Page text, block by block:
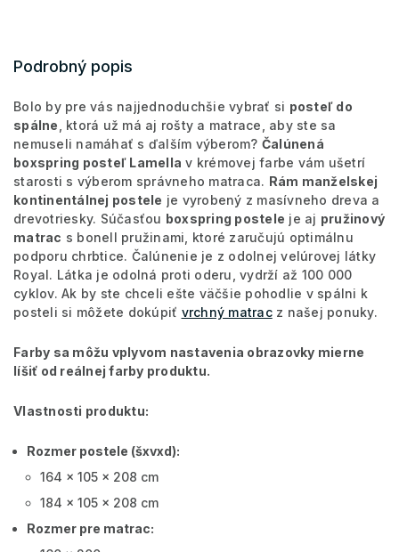
Podrobný popis
Bolo by pre vás najjednoduchšie vybrať si posteľ do
spálne , ktorá už má aj rošty a matrace, aby ste sa
nemuseli namáhať s ďalším výberom? Čalúnená
boxspring posteľ Lamella v krémovej farbe vám ušetrí
starosti s výberom správneho matraca. Rám manželskej
kontinentálnej postele je vyrobený z masívneho dreva a
drevotriesky. Súčasťou boxspring postele je aj pružinový
matrac s bonell pružinami, ktoré zaručujú optimálnu
podporu chrbtice. Čalúnenie je z odolnej velúrovej látky
Royal. Látka je odolná proti oderu, vydrží až 100 000
cyklov. Ak by ste chceli ešte väčšie pohodlie v spálni k
posteli si môžete dokúpiť vrchný matracz našej ponuky.
Farby sa môžu vplyvom nastavenia obrazovky mierne
líšiť od reálnej farby produktu.
Vlastnosti produktu:
Rozmer postele (šxvxd):
164 x 105 x 208 cm
184 x 105 x 208 cm
Rozmer pre matrac: